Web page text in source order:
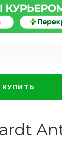
КУПИТЬ